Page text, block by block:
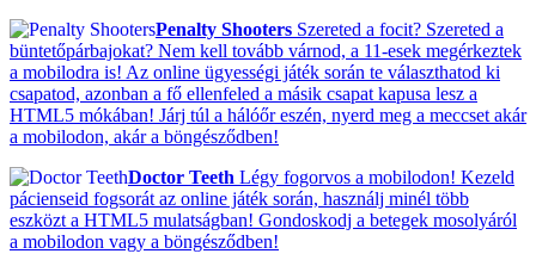
Penalty Shooters Szereted a focit? Szereted a
büntetőpárbajokat? Nem kell tovább várnod, a 11-esek megérkeztek
a mobilodra is! Az online ügyességi játék során te választhatod ki
csapatod, azonban a fő ellenfeled a másik csapat kapusa lesz a
HTML5 mókában! Járj túl a hálóőr eszén, nyerd meg a meccset akár
a mobilodon, akár a böngésződben!
Doctor Teeth Légy fogorvos a mobilodon! Kezeld
pácienseid fogsorát az online játék során, használj minél több
eszközt a HTML5 mulatságban! Gondoskodj a betegek mosolyáról
a mobilodon vagy a böngésződben!